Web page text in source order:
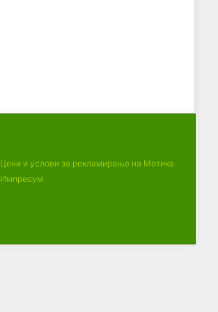
Цени и услови за рекламирање на Мотика
Импресум